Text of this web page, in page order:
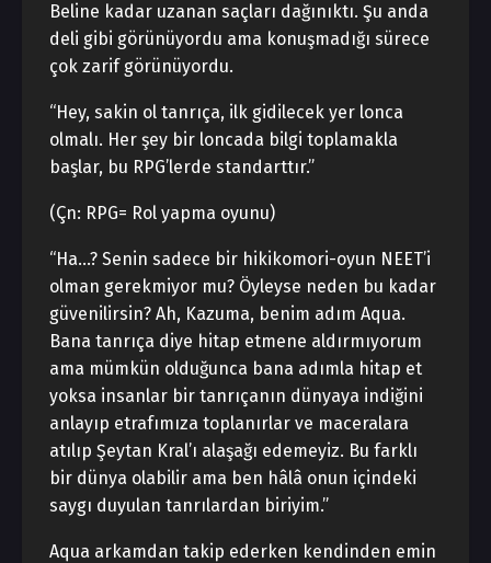
Beline kadar uzanan saçları dağınıktı. Şu anda
deli gibi görünüyordu ama konuşmadığı sürece
çok zarif görünüyordu.
“Hey, sakin ol tanrıça, ilk gidilecek yer lonca
olmalı. Her şey bir loncada bilgi toplamakla
başlar, bu RPG’lerde standarttır.”
(Çn: RPG= Rol yapma oyunu)
“Ha…? Senin sadece bir hikikomori-oyun NEET’i
olman gerekmiyor mu? Öyleyse neden bu kadar
güvenilirsin? Ah, Kazuma, benim adım Aqua.
Bana tanrıça diye hitap etmene aldırmıyorum
ama mümkün olduğunca bana adımla hitap et
yoksa insanlar bir tanrıçanın dünyaya indiğini
anlayıp etrafımıza toplanırlar ve maceralara
atılıp Şeytan Kral’ı alaşağı edemeyiz. Bu farklı
bir dünya olabilir ama ben hâlâ onun içindeki
saygı duyulan tanrılardan biriyim.”
Aqua arkamdan takip ederken kendinden emin